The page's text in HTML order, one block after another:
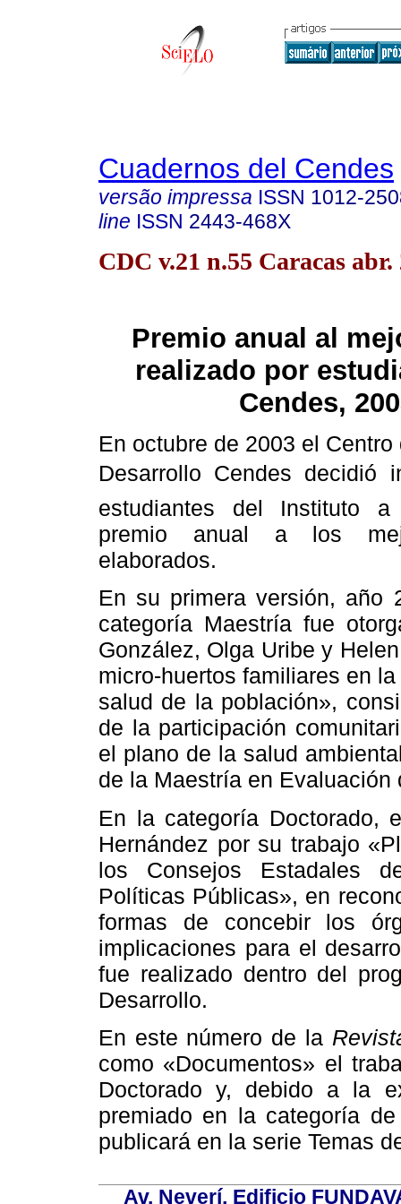
Cuadernos del Cendes
versão impressa ISSN 1012-
line ISSN 2443-468X
CDC v.21 n.55 Caracas abr.
Premio anual al
realizado por
Cendes,
En octubre de 2003 el
Desarrollo Cendes
estudiantes del Instituto
premio anual a los
elaborados.
En su primera versión, año
categoría Maestría fue
González, Olga Uribe y
micro-huertos familiares en
salud de la población»,
de la participación
el plano de la salud
de la Maestría en
En la categoría Doctorado,
Hernández por su trabajo
los Consejos Estadales
Políticas Públicas», en
formas de concebir los
implicaciones para el
fue realizado dentro del
Desarrollo.
En este número de la
como «Documentos» el
Doctorado y, debido a la
premiado en la categoría
publicará en la serie Temas
Av. Neverí, Edificio